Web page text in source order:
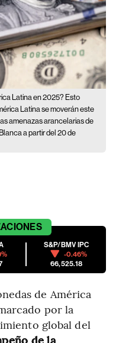
Latina en 2025? Esto
Latina se moverán este
amenazas arancelarias de
a partir del 20 de
S&P/BMV IPC
-0.46%
66,525.18
de América
por la
global del
de la